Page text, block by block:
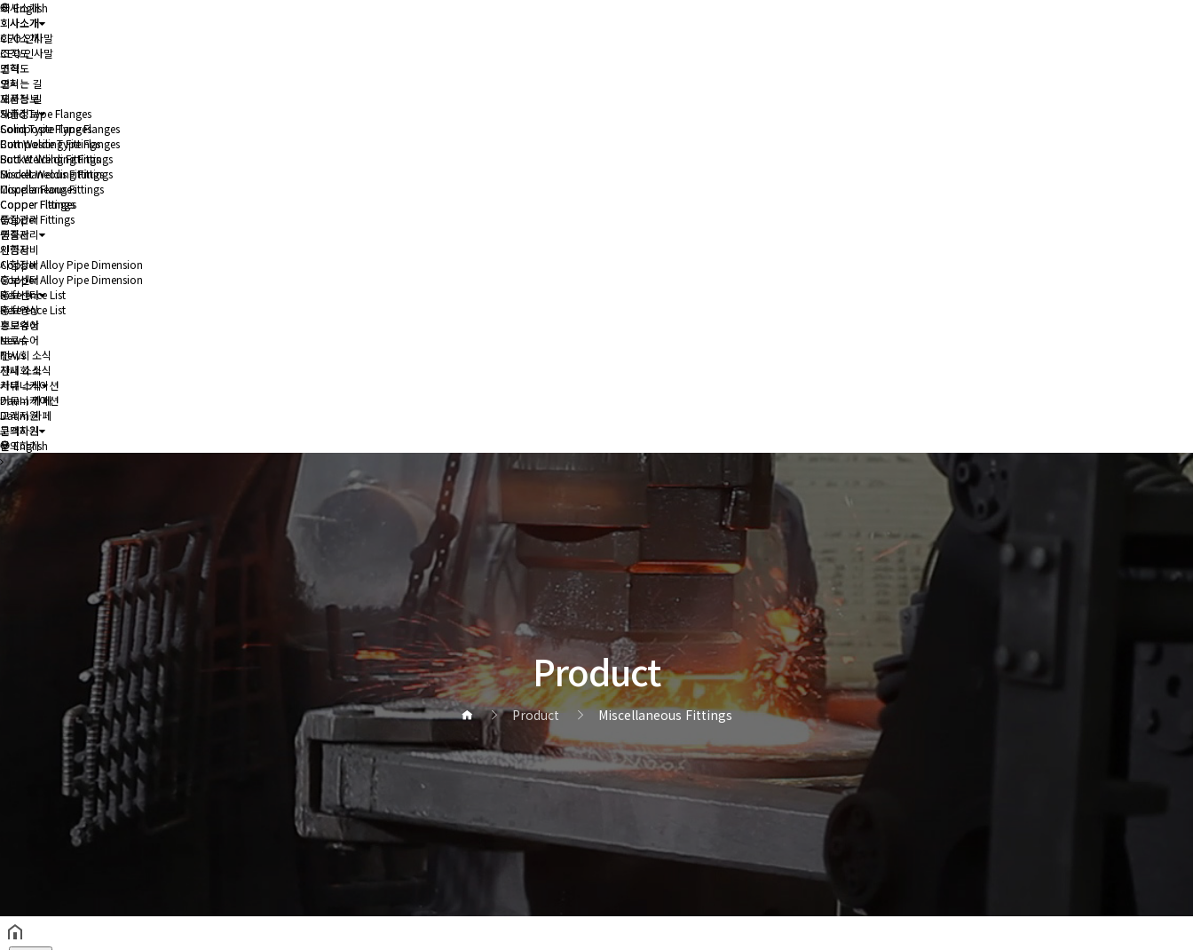
English
회사소개
회사소개
CEO 인사말
조직도
연혁
오시는 길
제품정보
Solid Type Flanges
Composite Type Flanges
Butt Welding Fittings
Socket Welding Fittings
Miscellaneous Fittings
Copper Flanges
Copper Fittings
품질관리
인증서
시험장비
Copper Alloy Pipe Dimension
홍보센터
Reference List
홍보영상
브로슈어
News
전시회 소식
사내 소식
커뮤니케이션
Daum 카페
고객지원
문의하기
회사소개
회사소개
CEO 인사말
조직도
연혁
오시는 길
제품정보
Solid Type Flanges
Composite Type Flanges
Butt Welding Fittings
Socket Welding Fittings
Miscellaneous Fittings
Copper Flanges
Copper Fittings
품질관리
인증서
시험장비
Copper Alloy Pipe Dimension
홍보센터
Reference List
홍보영상
브로슈어
News
전시회 소식
사내 소식
커뮤니케이션
Daum 카페
고객지원
문의하기
English
Product
Product Miscellaneous Fittings
헤더설정